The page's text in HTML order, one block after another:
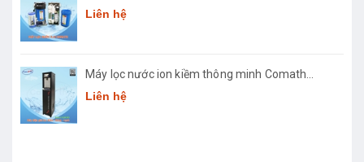
Liên hệ
Máy lọc nước ion kiềm thông minh Comath
Smart CM3668
Liên hệ